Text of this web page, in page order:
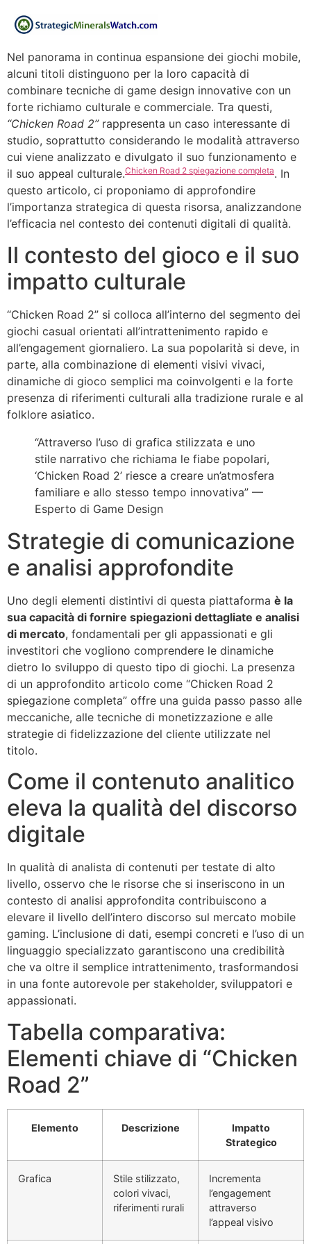
Nel panorama in continua espansione dei giochi mobile,
alcuni titoli distinguono per la loro capacità di
combinare tecniche di game design innovative con un
forte richiamo culturale e commerciale. Tra questi,
“Chicken Road 2”rappresenta un caso interessante di
studio, soprattutto considerando le modalità attraverso
cui viene analizzato e divulgato il suo funzionamento e
il suo appeal culturale.Chicken Road 2 spiegazione completa. In
questo articolo, ci proponiamo di approfondire
l’importanza strategica di questa risorsa, analizzandone
l’efficacia nel contesto dei contenuti digitali di qualità.
Il contesto del gioco e il suo
impatto culturale
“Chicken Road 2” si colloca all’interno del segmento dei
giochi casual orientati all’intrattenimento rapido e
all’engagement giornaliero. La sua popolarità si deve, in
parte, alla combinazione di elementi visivi vivaci,
dinamiche di gioco semplici ma coinvolgenti e la forte
presenza di riferimenti culturali alla tradizione rurale e al
folklore asiatico.
“Attraverso l’uso di grafica stilizzata e uno
stile narrativo che richiama le fiabe popolari,
‘Chicken Road 2’ riesce a creare un’atmosfera
familiare e allo stesso tempo innovativa” —
Esperto di Game Design
Strategie di comunicazione
e analisi approfondite
Uno degli elementi distintivi di questa piattaforma è la
sua capacità di fornire spiegazioni dettagliate e analisi
di mercato, fondamentali per gli appassionati e gli
investitori che vogliono comprendere le dinamiche
dietro lo sviluppo di questo tipo di giochi. La presenza
di un approfondito articolo come “Chicken Road 2
spiegazione completa” offre una guida passo passo alle
meccaniche, alle tecniche di monetizzazione e alle
strategie di fidelizzazione del cliente utilizzate nel
titolo.
Come il contenuto analitico
eleva la qualità del discorso
digitale
In qualità di analista di contenuti per testate di alto
livello, osservo che le risorse che si inseriscono in un
contesto di analisi approfondita contribuiscono a
elevare il livello dell’intero discorso sul mercato mobile
gaming. L’inclusione di dati, esempi concreti e l’uso di un
linguaggio specializzato garantiscono una credibilità
che va oltre il semplice intrattenimento, trasformandosi
in una fonte autorevole per stakeholder, sviluppatori e
appassionati.
Tabella comparativa:
Elementi chiave di “Chicken
Road 2”
Elemento Descrizione
Impatto
Strategico
Grafica
Stile stilizzato,
colori vivaci,
riferimenti rurali
Incrementa
l’engagement
attraverso
l’appeal visivo